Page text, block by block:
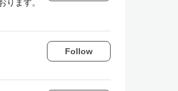
ます。
Follow